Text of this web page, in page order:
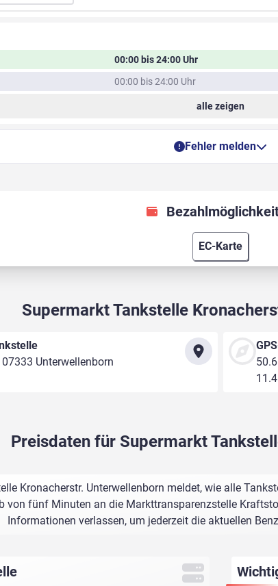
00:00 bis 24:00 Uhr
00:00 bis 24:00 Uhr
alle zeigen
Fehler melden
EC-Karte
Supermarkt Tankstelle
07333 Unterwellenborn
Preisdaten für Supermarkt
Kronacherstr. Unterwellenborn meldet, wie alle
von fünf Minuten an die Markttransparenzstelle
Informationen verlassen, um jederzeit die aktuellen